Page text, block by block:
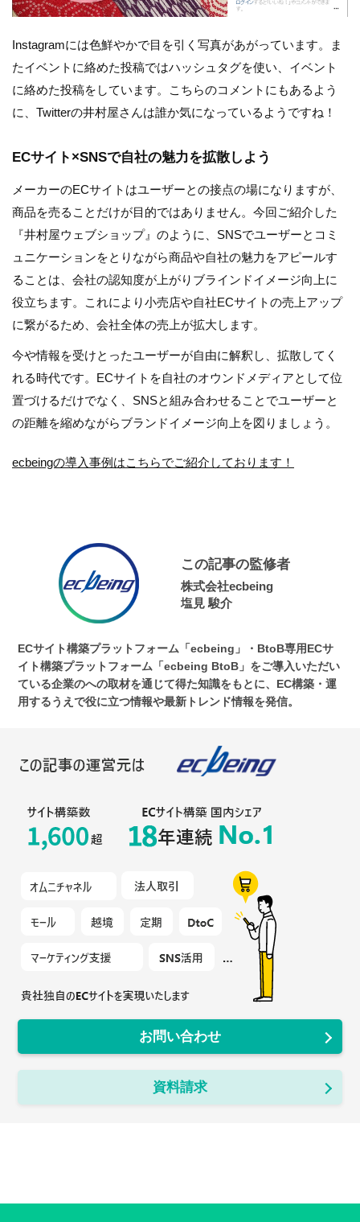
Instagramには色鮮やかで目を引く写真があがっています。ま
たイベントに絡めた投稿ではハッシュタグを使い、イベント
に絡めた投稿をしています。こちらのコメントにもあるよう
に、Twitterの井村屋さんは誰か気になっているようですね！
ECサイト×SNSで自社の魅力を拡散しよう
メーカーのECサイトはユーザーとの接点の場になりますが、
商品を売ることだけが目的ではありません。今回ご紹介した
『井村屋ウェブショップ』のように、SNSでユーザーとコミ
ュニケーションをとりながら商品や自社の魅力をアピールす
ることは、会社の認知度が上がりブラインドイメージ向上に
役立ちます。これにより小売店や自社ECサイトの売上アップ
に繋がるため、会社全体の売上が拡大します。
今や情報を受けとったユーザーが自由に解釈し、拡散してく
れる時代です。ECサイトを自社のオウンドメディアとして位
置づけるだけでなく、SNSと組み合わせることでユーザーと
の距離を縮めながらブランドイメージ向上を図りましょう。
ecbeingの導入事例はこちらでご紹介しております！
この記事の監修者
株式会社ecbeing
塩見 駿介
ECサイト構築プラットフォーム「ecbeing」・BtoB専用ECサ
イト構築プラットフォーム「ecbeing BtoB」をご導入いただい
ている企業のへの取材を通じて得た知識をもとに、EC構築・運
用するうえで役に立つ情報や最新トレンド情報を発信。
お問い合わせ
資料請求